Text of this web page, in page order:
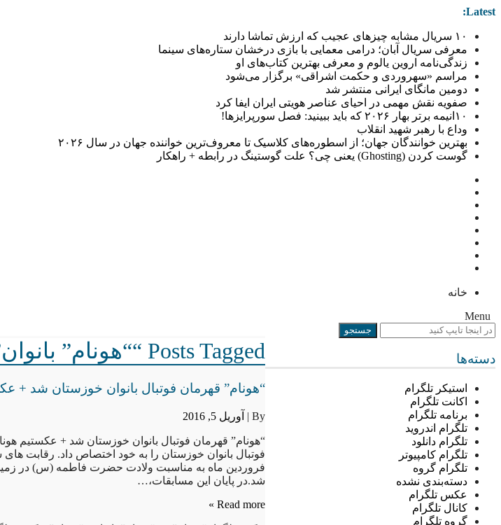
Latest:
۱۰ سریال مشابه چیزهای عجیب که ارزش تماشا دارند
معرفی سریال آبان؛ درامی معمایی با بازی درخشان ستاره‌های سینما
زندگی‌نامه اروین یالوم و معرفی بهترین کتاب‌های او
مراسم «سهروردی و حکمت اشراقی» برگزار می‌شود
دومین مانگای ایرانی منتشر شد
صفویه نقش مهمی در احیای عناصر هویتی ایران ایفا کرد
۱۰انیمه برتر بهار ۲۰۲۶ که باید ببینید: فصل سورپرایزها!
وداع با رهبر شهید انقلاب
بهترین خوانندگان جهان؛ از اسطوره‌های کلاسیک تا معروف‌ترین خواننده جهان در سال ۲۰۲۶
گوست کردن (Ghosting) یعنی چی؟ علت گوستینگ در رابطه + راهکار
خانه
Menu
دسته‌ها
استیکر تلگرام
اکانت تلگرام
برنامه تلگرام
تلگرام اندروید
تلگرام دانلود
تلگرام کامپیوتر
تلگرام گروه
دسته‌بندی نشده
عکس تلگرام
کانال تلگرام
گروه تلگرام
Posts Tagged ““هونام” بانوان”
“هونام” قهرمان فوتبال بانوان خوزستان شد +
By | آوریل 5, 2016
“هونام” قهرمان فوتبال بانوان خوزستان شد + عکستیم
فروردین ماه به مناسبت ولادت حضرت فاطمه (س) در
شد.در پایان این مسابقات،…
Read more »